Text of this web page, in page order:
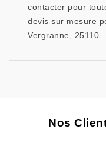
contacter pour
devis sur mesure
Vergranne, 25110.
Nos